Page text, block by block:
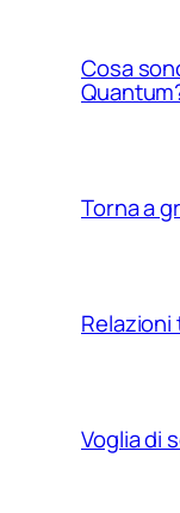
Cosa
Torna a
Voglia di